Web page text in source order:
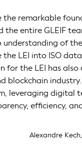
the remarkable
the entire GLEIF
of the
LEI into ISO
for the LEI has
blockchain industry.
leveraging digital
efficiency,
Alexandre